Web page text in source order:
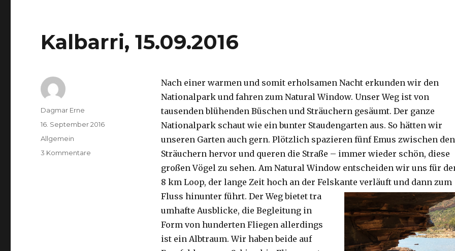
Kalbarri, 15.09.2016
Nach einer warmen und somit erholsamen Nacht erkunden wir den
Nationalpark und fahren zum Natural Window. Unser Weg ist von
tausenden blühenden Büschen und Sträuchern gesäumt. Der ganze
Nationalpark schaut wie ein bunter Staudengarten aus. So hätten wir
unseren Garten auch gern. Plötzlich spazieren fünf Emus zwischen den
Sträuchern hervor und queren die Straße – immer wieder schön, diese
großen Vögel zu sehen. Am Natural Window entscheiden wir uns für
8 km Loop, der lange Zeit hoch an der Felskante verläuft und dann zum
Fluss hinunter führt. Der Weg bietet tra
umhafte Ausblicke, die Begleitung in
Form von hunderten Fliegen allerdings
ist ein Albtraum. Wir haben beide auf
Autor
Dagmar Erne
Veröffentlicht
am
16. September 2016
Kategorien
Allgemein
3 Kommentare